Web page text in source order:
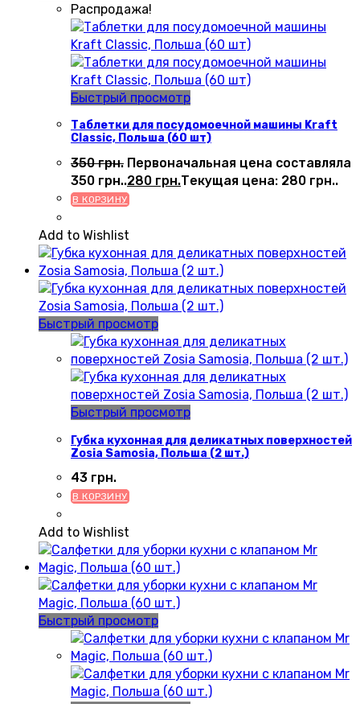
Распродажа!
Быстрый просмотр
Таблетки для посудомоечной машины Kraft
Classic, Польша (60 шт)
350грн. Первоначальная цена составляла
350 грн..280 грн.Текущая цена: 280 грн..
В КОРЗИНУ
Add to Wishlist
Быстрый просмотр
Быстрый просмотр
Губка кухонная для деликатных поверхностей
Zosia Samosia, Польша (2 шт.)
43 грн.
В КОРЗИНУ
Add to Wishlist
Быстрый просмотр